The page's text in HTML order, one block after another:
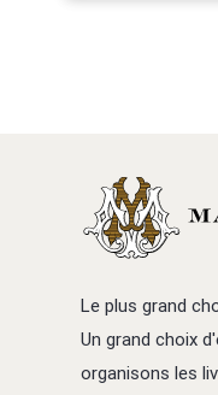
Le plus grand
Un grand choix
organisons les